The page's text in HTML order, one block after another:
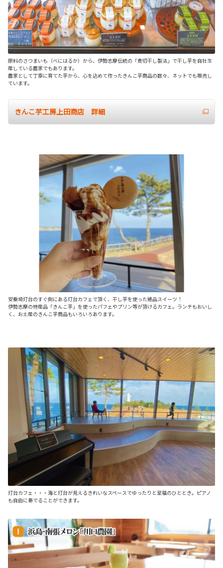
原料のさつまいも（べにはるか）から、伊勢志摩伝統の「煮切干し製法」で干し芋を自社生
産している農家でもあります。
農家として丁寧に育てた芋から、心を込めて作ったきんこ芋商品の数々、ネットでも販売し
ています。
きんこ芋工房上田商店 詳細
安乗埼灯台のすぐ側にある灯台カフェで頂く、干し芋を使った絶品スイーツ！
伊勢志摩の特産品「きんこ芋」を使ったパフェやプリン等が頂けるカフェ。ランチもおいし
く、お土産のきんこ芋商品もいろいろあります。
灯台カフェ・・・海と灯台が見えるきれいなスペースでゆったりと至福のひととき。ピアノ
も自由に奏でることができます。